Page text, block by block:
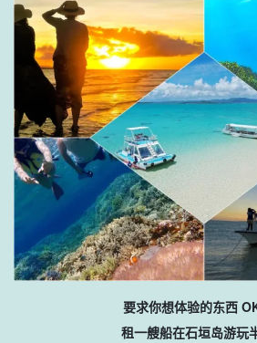
要求你想体验的东西
租一艘船在石垣岛游玩